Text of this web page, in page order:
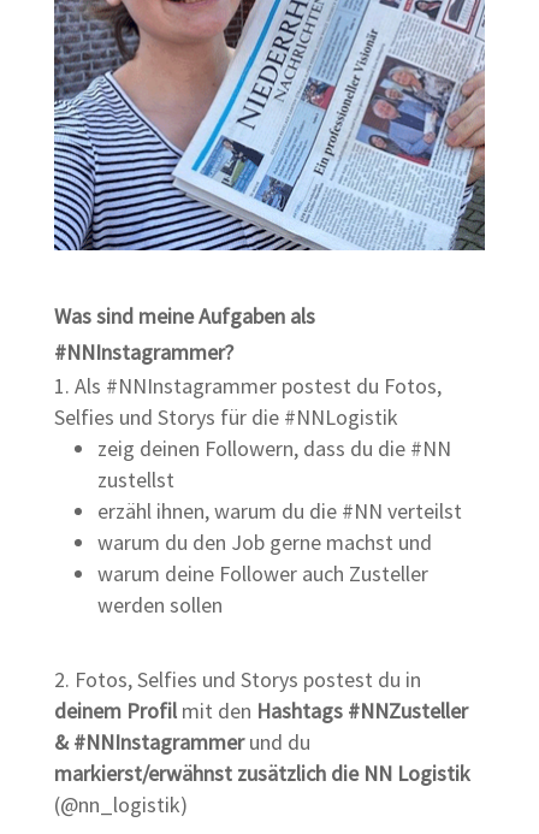
Was sind meine Aufgaben als
#NNInstagrammer?
Als #NNInstagrammer postest du Fotos,
Selfies und Storys für die #NNLogistik
zeig deinen Followern, dass du die #NN
zustellst
erzähl ihnen, warum du die #NN verteilst
warum du den Job gerne machst und
warum deine Follower auch Zusteller
werden sollen
Fotos, Selfies und Storys postest du in
deinem Profilmit den Hashtags #NNZusteller
& #NNInstagrammerund du
markierst/erwähnst zusätzlich die NN Logistik
(@nn_logistik)